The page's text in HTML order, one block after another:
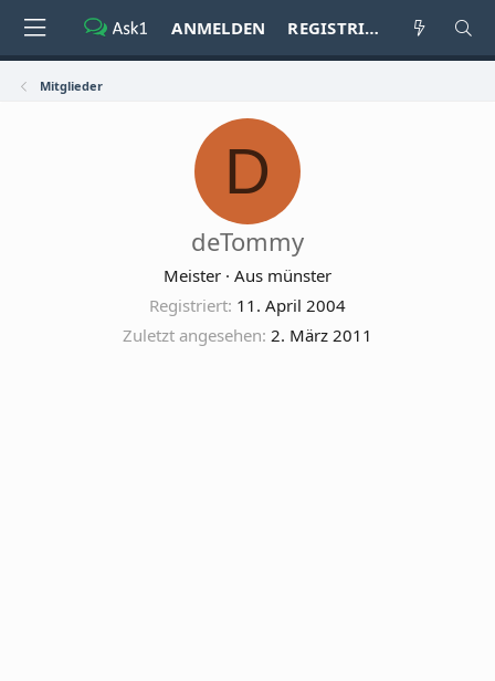
ANMELDEN REGISTRIEREN
Mitglieder
D
deTommy
Meister · Aus münster
Registriert 11. April 2004
Zuletzt angesehen 2. März 2011